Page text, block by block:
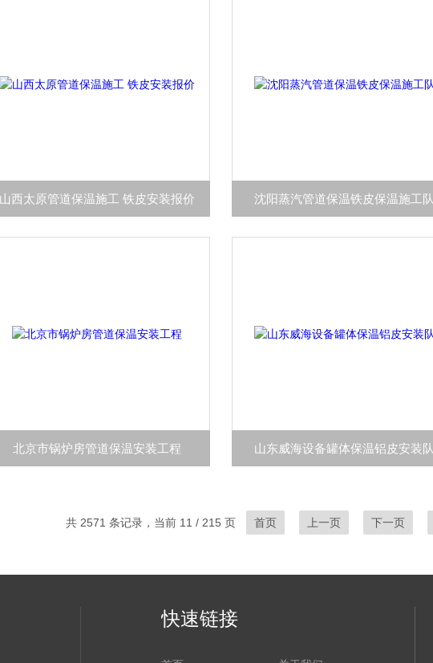
山西太原管道保温施工 铁皮安装报价 沈阳蒸汽管道保温铁皮保温施工队
北京市锅炉房管道保温安装工程 山东威海设备罐体保温铝皮安装队
共 2571 条记录，当前 11 / 215 页 首页 上一页 下一页
快速链接